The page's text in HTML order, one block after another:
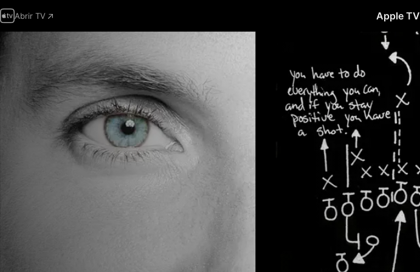
Abrir TV Apple TV